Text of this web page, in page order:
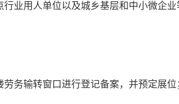
业用人单位以及城乡基层和中小微企业
劳务输转窗口进行登记备案，并预定展位